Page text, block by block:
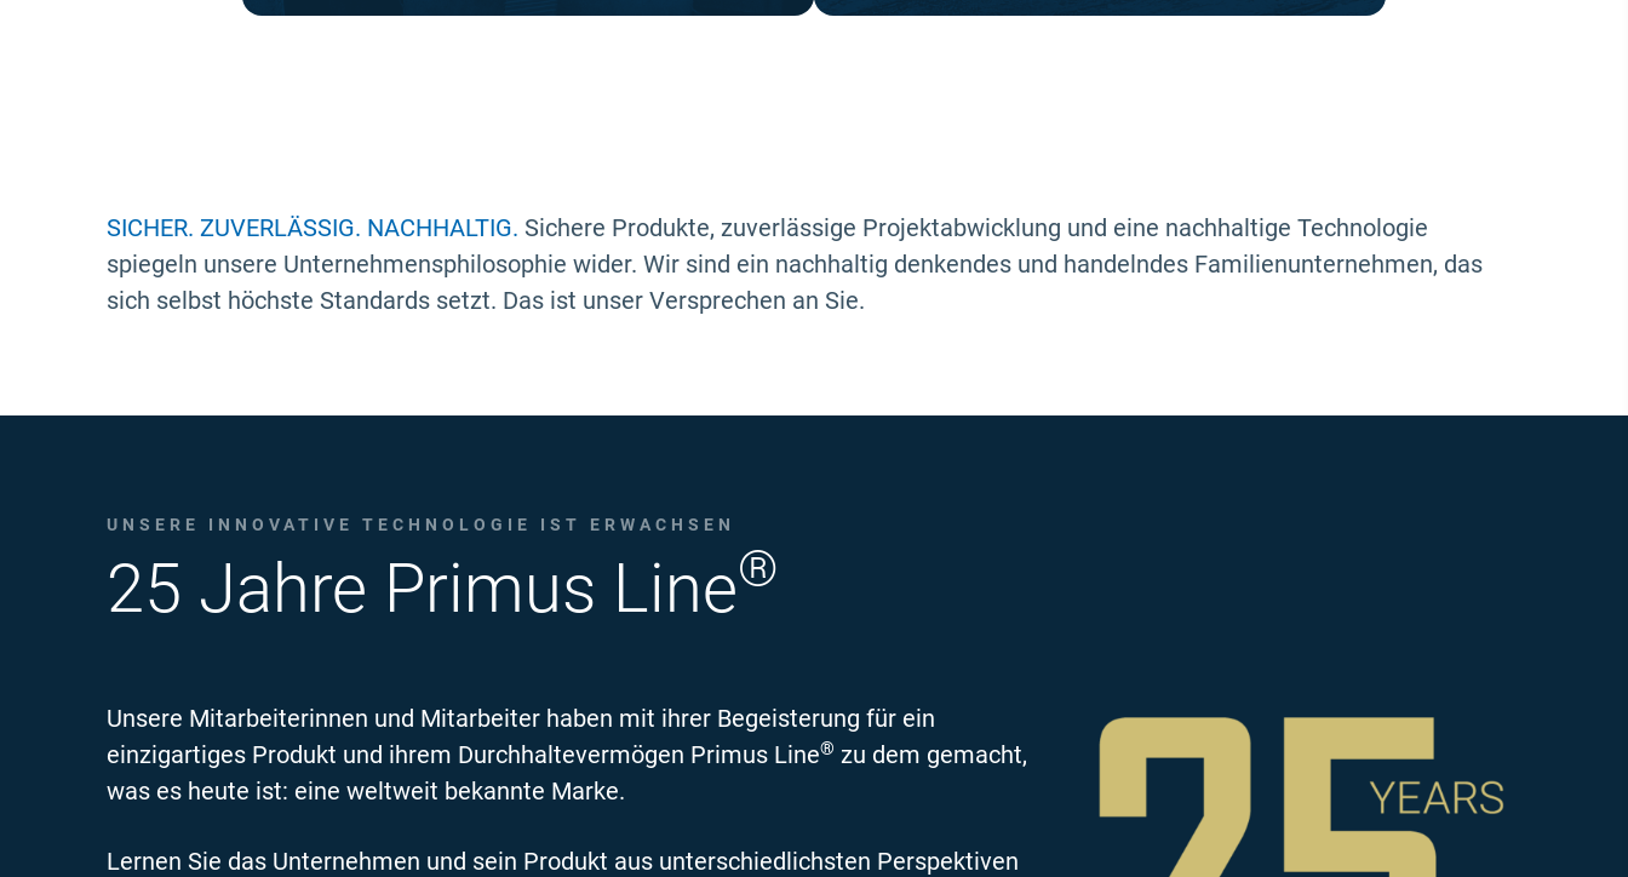
SICHER. ZUVERLÄSSIG. NACHHALTIG. Sichere Produkte, zuverlässige Projektabwicklung und eine nachhaltige Technologie
spiegeln unsere Unternehmensphilosophie wider. Wir sind ein nachhaltig denkendes und handelndes Familienunternehmen, das
sich selbst höchste Standards setzt. Das ist unser Versprechen an Sie.
UNSERE INNOVATIVE TECHNOLOGIE IST ERWACHSEN
25 Jahre Primus Line®
Unsere Mitarbeiterinnen und Mitarbeiter haben mit ihrer Begeisterung für ein
einzigartiges Produkt und ihrem Durchhaltevermögen Primus Line® zu dem gemacht,
was es heute ist: eine weltweit bekannte Marke.
Lernen Sie das Unternehmen und sein Produkt aus unterschiedlichsten Perspektiven